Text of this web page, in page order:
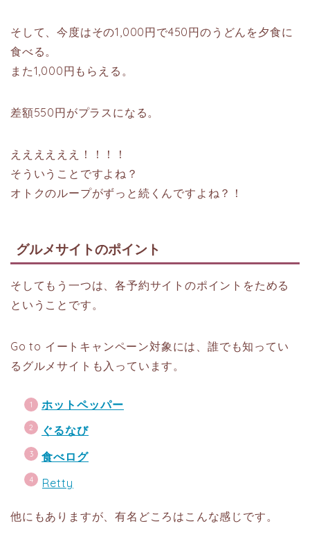
そして、今度はその1,000円で450円のうどんを夕食に
食べる。
また1,000円もらえる。
差額550円がプラスになる。
ええええええ！！！！
そういうことですよね？
オトクのループがずっと続くんですよね？！
グルメサイトのポイント
そしてもう一つは、各予約サイトのポイントをためる
ということです。
Go to イートキャンペーン対象には、誰でも知ってい
るグルメサイトも入っています。
ホットペッパー
ぐるなび
食べログ
Retty
他にもありますが、有名どころはこんな感じです。